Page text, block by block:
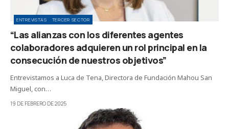
ENTREVISTAS TERCER SECTOR
“Las alianzas con los diferentes agentes
colaboradores adquieren un rol principal en la
consecución de nuestros objetivos”
Entrevistamos a Luca de Tena, Directora de Fundación Mahou San
Miguel, con…
19 DE FEBRERO DE 2025